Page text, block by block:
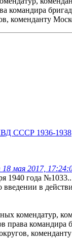
командира
коменданту
СССР 1936-1938
мая 2017,
1940 года №1033..
в
комендатур,
права командира